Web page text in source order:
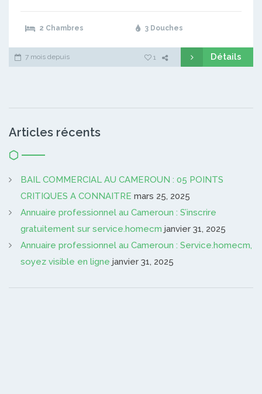
2 Chambres 3 Douches
7 mois depuis 1 Détails
Articles récents
BAIL COMMERCIAL AU CAMEROUN : 05 POINTS
CRITIQUES A CONNAITRE mars 25, 2025
Annuaire professionnel au Cameroun : S’inscrire
gratuitement sur service.homecm janvier 31, 2025
Annuaire professionnel au Cameroun : Service.homecm,
soyez visible en ligne janvier 31, 2025